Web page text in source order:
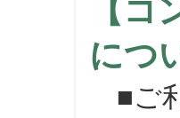
【
につ
■ご